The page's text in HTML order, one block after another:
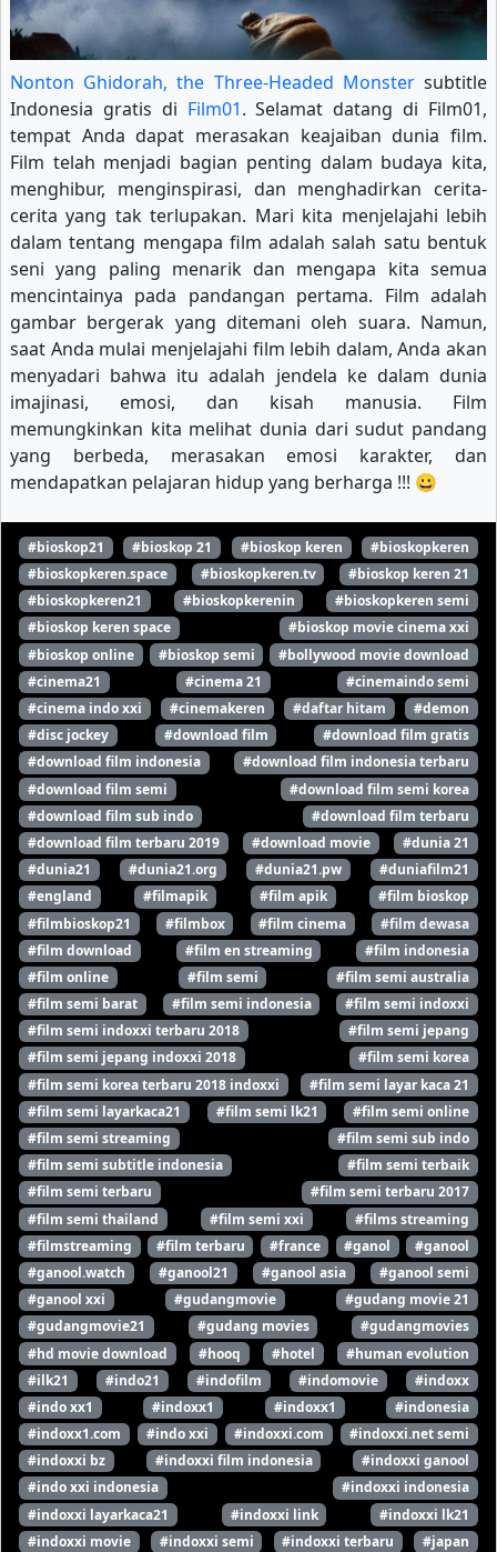
Nonton Ghidorah, the Three-Headed Monstersubtitle
Indonesia gratis di Film01. Selamat datang di Film01,
tempat Anda dapat merasakan keajaiban dunia film.
Film telah menjadi bagian penting dalam budaya kita,
menghibur, menginspirasi, dan menghadirkan cerita-
cerita yang tak terlupakan. Mari kita menjelajahi lebih
dalam tentang mengapa film adalah salah satu bentuk
seni yang paling menarik dan mengapa kita semua
mencintainya pada pandangan pertama. Film adalah
gambar bergerak yang ditemani oleh suara. Namun,
saat Anda mulai menjelajahi film lebih dalam, Anda akan
menyadari bahwa itu adalah jendela ke dalam dunia
imajinasi, emosi, dan kisah manusia. Film
memungkinkan kita melihat dunia dari sudut pandang
yang berbeda, merasakan emosi karakter, dan
mendapatkan pelajaran hidup yang berharga !!! 😀
#bioskop21 #bioskop 21 #bioskop keren
#bioskopkeren
#bioskopkeren.space
#bioskopkeren.tv
#bioskop keren 21
#bioskopkeren21
#bioskopkerenin
#bioskopkeren semi
#bioskop keren space
#bioskop movie cinema xxi
#bioskop online
#bioskop semi
#bollywood movie download
#cinema21
#cinema 21
#cinemaindo semi
#cinema indo xxi
#cinemakeren #daftar hitam
#demon
#disc jockey
#download film
#download film gratis
#download film indonesia
#download film indonesia terbaru
#download film semi
#download film semi korea
#download film sub indo
#download film terbaru
#download film terbaru 2019
#download movie
#dunia 21
#dunia21
#dunia21.org #dunia21.pw
#duniafilm21
#england
#filmapik #film apik
#film bioskop
#filmbioskop21
#filmbox #film cinema
#film dewasa
#film download
#film en streaming
#film indonesia
#film online
#film semi
#film semi australia
#film semi barat
#film semi indonesia
#film semi indoxxi
#film semi indoxxi terbaru 2018
#film semi jepang
#film semi jepang indoxxi 2018
#film semi korea
#film semi korea terbaru 2018 indoxxi
#film semi layar kaca 21
#film semi layarkaca21
#film semi lk21
#film semi online
#film semi streaming
#film semi sub indo
#film semi subtitle indonesia
#film semi terbaik
#film semi terbaru
#film semi terbaru 2017
#film semi thailand
#film semi xxi
#films streaming
#filmstreaming
#film terbaru #france #ganol
#ganool
#ganool.watch
#ganool21 #ganool asia
#ganool semi
#ganool xxi
#gudangmovie
#gudang movie 21
#gudangmovie21
#gudang movies
#gudangmovies
#hd movie download
#hooq #hotel
#human evolution
#ilk21
#indo21 #indofilm #indomovie
#indoxx
#indo xx1
#indoxx1 #indoxx1
#indonesia
#indoxx1.com
#indo xxi #indoxxi.com
#indoxxi.net semi
#indoxxi bz
#indoxxi film indonesia
#indoxxi ganool
#indo xxi indonesia
#indoxxi indonesia
#indoxxi layarkaca21
#indoxxi link
#indoxxi lk21
#indoxxi movie
#indoxxi semi #indoxxi terbaru
#japan